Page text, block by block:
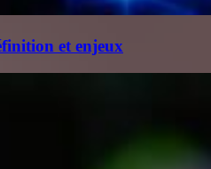
et enjeux